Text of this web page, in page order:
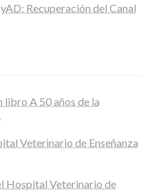
Recuperación del Canal
libro A 50 años de la
Veterinario de Enseñanza
Hospital Veterinario de